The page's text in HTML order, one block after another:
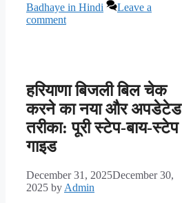
Badhaye in Hindi
Leave a
comment
हरियाणा बिजली बिल चेक
करने का नया और अपडेटेड
तरीका: पूरी स्टेप-बाय-स्टेप
गाइड
December 31, 2025December 30,
2025 byAdmin